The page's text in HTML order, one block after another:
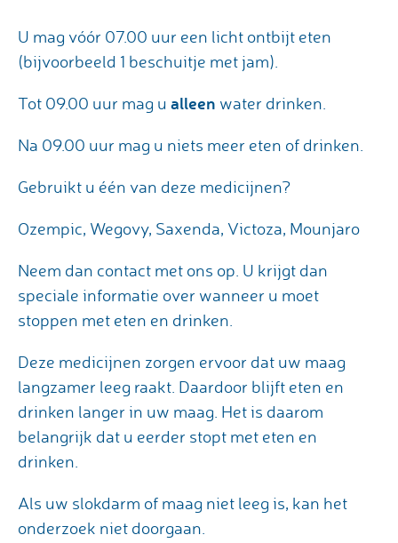
U mag vóór 07.00 uur een licht ontbijt eten
(bijvoorbeeld 1 beschuitje met jam).
Tot 09.00 uur mag u alleen water drinken.
Na 09.00 uur mag u niets meer eten of drinken.
Gebruikt u één van deze medicijnen?
Ozempic, Wegovy, Saxenda, Victoza, Mounjaro
Neem dan contact met ons op. U krijgt dan
speciale informatie over wanneer u moet
stoppen met eten en drinken.
Deze medicijnen zorgen ervoor dat uw maag
langzamer leeg raakt. Daardoor blijft eten en
drinken langer in uw maag. Het is daarom
belangrijk dat u eerder stopt met eten en
drinken.
Als uw slokdarm of maag niet leeg is, kan het
onderzoek niet doorgaan.